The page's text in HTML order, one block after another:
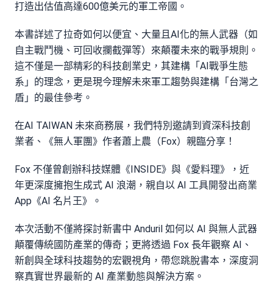
打造出估值高達600億美元的軍工帝國。
本書詳述了拉奇如何以便宜、大量且AI化的無人武器（如
自主戰鬥機、可回收攔截彈等）來顛覆未來的戰爭規則。
這不僅是一部精彩的科技創業史，其建構「AI戰爭生態
系」的理念，更是現今理解未來軍工趨勢與建構「台灣之
盾」的最佳參考。
在AI TAIWAN 未來商務展，我們特別邀請到資深科技創
業者、《無人軍團》作者蕭上農（Fox）親臨分享！
Fox 不僅曾創辦科技媒體《INSIDE》與《愛料理》，近
年更深度擁抱生成式 AI 浪潮，親自以 AI 工具開發出商業
App《AI 名片王》。
本次活動不僅將探討新書中 Anduril 如何以 AI 與無人武器
顛覆傳統國防產業的傳奇；更將透過 Fox 長年觀察 AI、
新創與全球科技趨勢的宏觀視角，帶您跳脫書本，深度洞
察真實世界最新的 AI 產業動態與解決方案。